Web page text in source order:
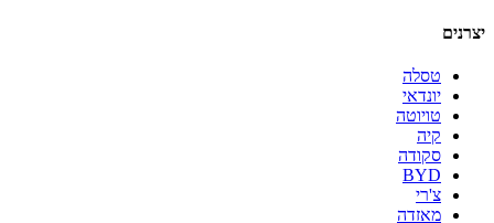
יצרנים
טסלה
יונדאי
טויוטה
קיה
סקודה
BYD
צ'רי
מאזדה